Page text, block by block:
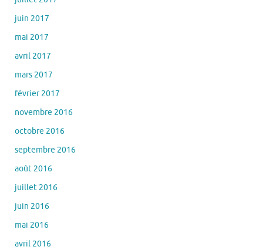
juin 2017
mai 2017
avril 2017
mars 2017
février 2017
novembre 2016
octobre 2016
septembre 2016
août 2016
juillet 2016
juin 2016
mai 2016
avril 2016